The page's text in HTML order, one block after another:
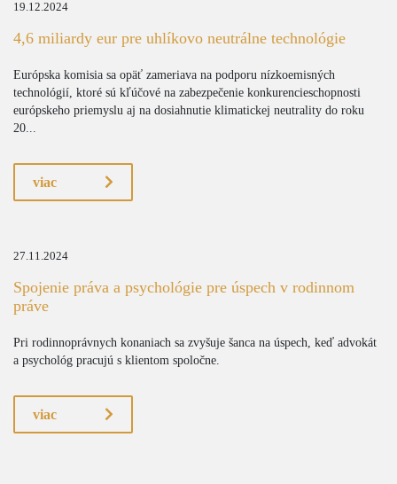
19.12.2024
4,6 miliardy eur pre uhlíkovo neutrálne technológie
Európska komisia sa opäť zameriava na podporu nízkoemisných
technológií, ktoré sú kľúčové na zabezpečenie konkurencieschopnosti
európskeho priemyslu aj na dosiahnutie klimatickej neutrality do roku
20...
viac
27.11.2024
Spojenie práva a psychológie pre úspech v rodinnom
práve
Pri rodinnoprávnych konaniach sa zvyšuje šanca na úspech, keď advokát
a psychológ pracujú s klientom spoločne.
viac